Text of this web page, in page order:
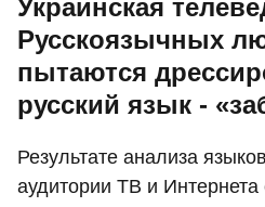
Украинская
Русскоязычных
пытаются
русский язык -
Результате анализа
аудитории ТВ и